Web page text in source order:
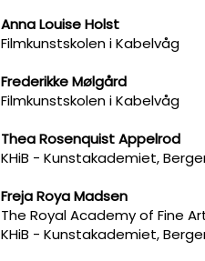
Anna Louise Holst
Filmkunstskolen i Kabelvåg
Frederikke Mølgård
Filmkunstskolen i Kabelvåg
​Thea Rosenquist Appelrod
KHiB - Kunstakademiet,
Freja Roya Madsen
The Royal Academy of Fine
KHiB - Kunstakademiet,